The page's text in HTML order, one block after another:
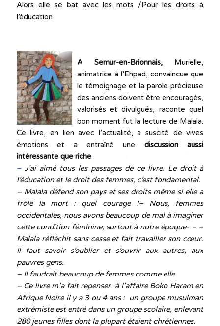
Alors elle se bat avec les mots /Pour les droits à
l’éducation
A Semur-en-Brionnais, Murielle,
animatrice à l’Ehpad, convaincue que
le témoignage et la parole précieuse
des anciens doivent être encouragés,
valorisés et divulgués, raconte quel
bon moment fut la lecture de Malala.
Ce livre, en lien avec l’actualité, a suscité de vives
émotions et a entraîné une discussion aussi
intéressante que riche:
–J’ai aimé tous les passages de ce livre. Le droit à
l’éducation et le droit des femmes, c’est fondamental.
– Malala défend son pays et ses droits même si elle a
frôlé la mort : quel courage !– Nous, femmes
occidentales, nous avons beaucoup de mal à imaginer
cette condition féminine, surtout à notre époque- – –
Malala réfléchit sans cesse et fait travailler son cœur.
Il faut savoir s’oublier et s’ouvrir aux autres, aux
pauvres gens.
– Il faudrait beaucoup de femmes comme elle.
– Ce livre m’a fait repenser à l’affaire Boko Haram en
Afrique Noire il y a 3 ou 4 ans : un groupe musulman
extrémiste est entré dans un groupe scolaire, enlevant
280 jeunes filles dont la plupart étaient chrétiennes.